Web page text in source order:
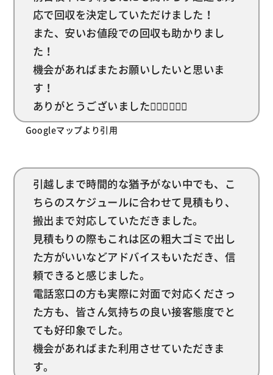
応で回収を決定していただけました！
また、安いお値段での回収も助かりまし
た！
機会があればまたお願いしたいと思いま
す！
ありがとうございました🙇🏻‍♀️🙇🏻‍♀️
Googleマップより引用
引越しまで時間的な猶予がない中でも、こ
ちらのスケジュールに合わせて見積もり、
搬出まで対応していただきました。
見積もりの際もこれは区の粗大ゴミで出し
た方がいいなどアドバイスもいただき、信
頼できると感じました。
電話窓口の方も実際に対面で対応くださっ
た方も、皆さん気持ちの良い接客態度でと
ても好印象でした。
機会があればまた利用させていただきま
す。